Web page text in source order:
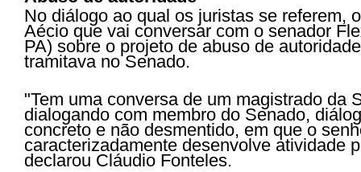
No diálogo ao qual os juristas se referem,
Aécio que vai conversar com o senador
PA) sobre o projeto de abuso de
tramitava no Senado.
"Tem uma conversa de um magistrado da
dialogando com membro do Senado,
concreto e não desmentido, em que o
caracterizadamente desenvolve atividade
declarou Cláudio Fonteles.